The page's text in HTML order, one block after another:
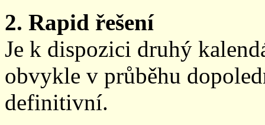
2. Rapid řešení
Je k dispozici druhý
obvykle v průběhu
definitivní.